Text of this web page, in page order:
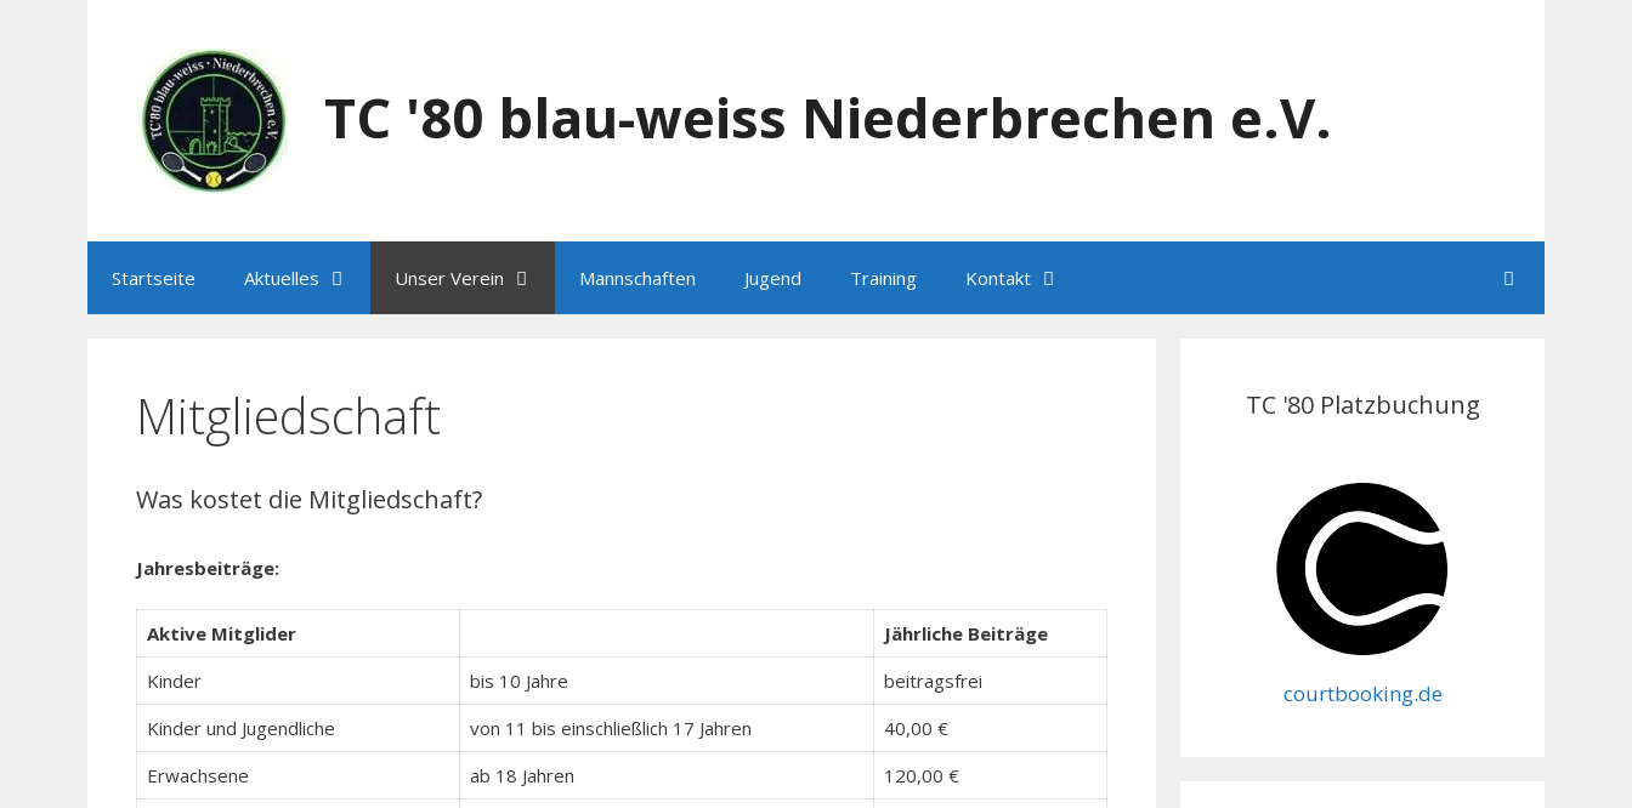
TC '80 blau-weiss Niederbrechen e.V.
Startseite Aktuelles Unser Verein Mannschaften Jugend Training Kontakt
Mitgliedschaft
Was kostet die Mitgliedschaft?
Jahresbeiträge:
Aktive Mitglider
Jährliche Beiträge
Kinder
bis 10 Jahre
beitragsfrei
Kinder und Jugendliche
von 11 bis einschließlich 17 Jahren
40,00 €
Erwachsene
ab 18 Jahren
120,00 €
TC '80 Platzbuchung
courtbooking.de